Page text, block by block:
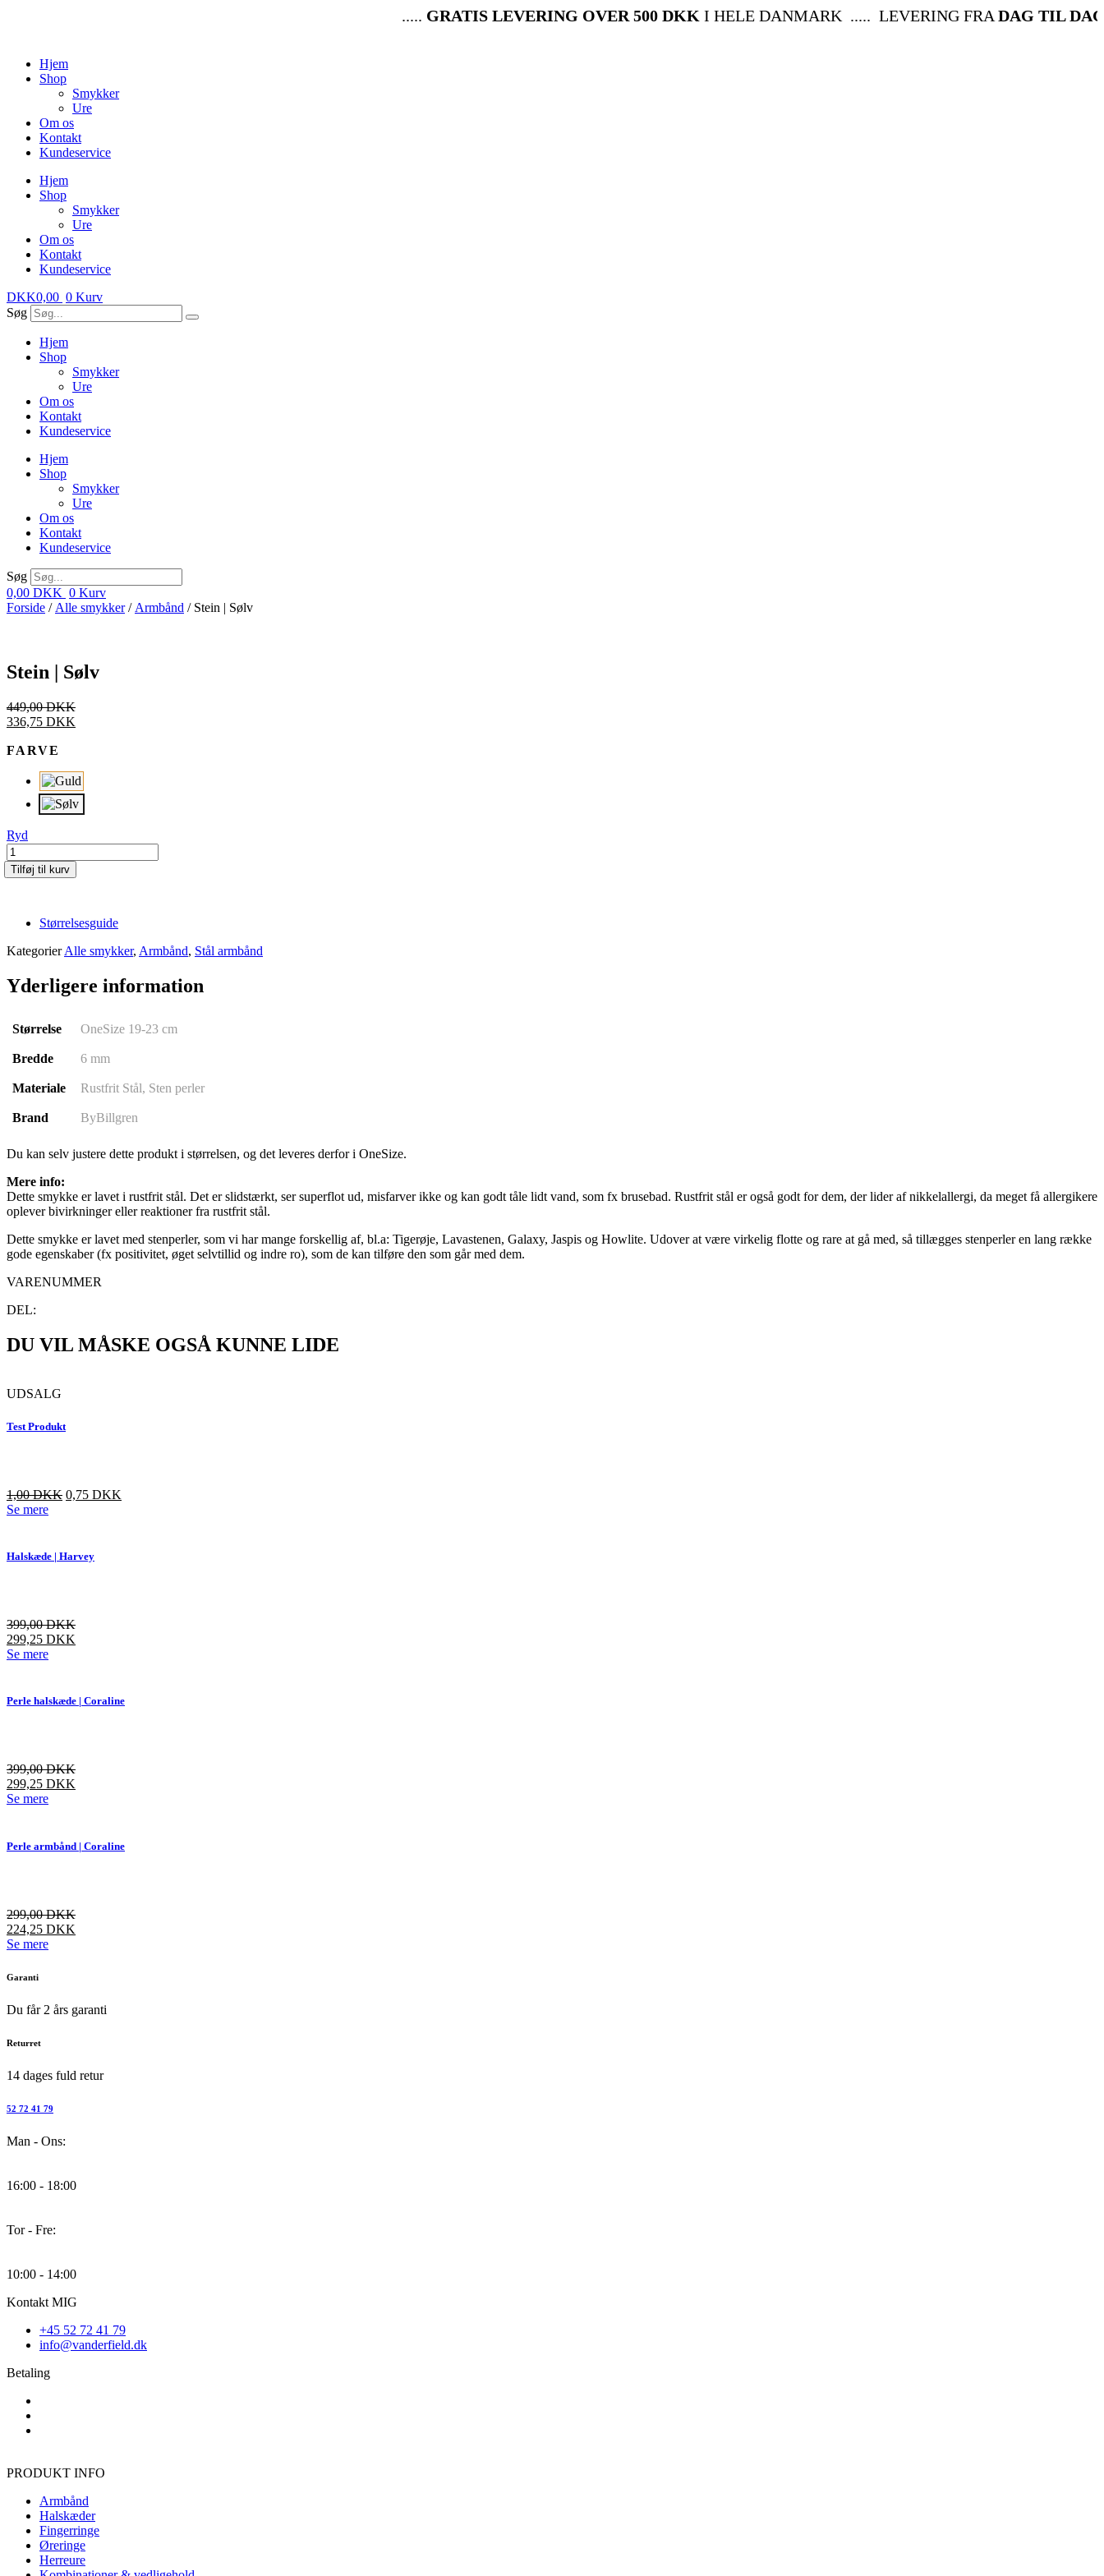
GRATIS LEVERING OVER 500 DKKI HELE DANMARK ..... LEVERING FRA DAG TIL DAG.....
Hjem
Shop
Smykker
Ure
Om os
Kontakt
Kundeservice
Hjem
Shop
Smykker
Ure
Om os
Kontakt
Kundeservice
DKK0,00 0 Kurv
Søg
Hjem
Shop
Smykker
Ure
Om os
Kontakt
Kundeservice
Hjem
Shop
Smykker
Ure
Om os
Kontakt
Kundeservice
Søg
0,00 DKK 0 Kurv
Forside / Alle smykker/ Armbånd / Stein | Sølv
Stein | Sølv
449,00DKK
336,75 DKK
FARVE
Ryd
Stein
|
Sølv
Tilføj til kurv
Størrelsesguide
Kategorier Alle smykker, Armbånd, Stål armbånd
Yderligere information
Størrelse OneSize 19-23 cm
Bredde 6 mm
Materiale Rustfrit Stål, Sten perler
Brand ByBillgren
Du kan selv justere dette produkt i størrelsen, og det leveres derfor i OneSize.
Mere info:
Dette smykke er lavet i rustfrit stål. Det er slidstærkt, ser superflot ud, misfarver ikke og kan godt tåle lidt vand, som fx brusebad. Rustfrit stål er også godt for dem, der lider af nikkelallergi, da meget få allergikere
oplever bivirkninger eller reaktioner fra rustfrit stål.
Dette smykke er lavet med stenperler, som vi har mange forskellig af, bl.a: Tigerøje, Lavastenen, Galaxy, Jaspis og Howlite. Udover at være virkelig flotte og rare at gå med, så tillægges stenperler en lang række
gode egenskaber (fx positivitet, øget selvtillid og indre ro), som de kan tilføre den som går med dem.
VARENUMMER
DEL:
DU VIL MÅSKE OGSÅ KUNNE LIDE
UDSALG
Test Produkt
Den
oprindelige
3,00 DKK.
1,00DKKDen
1,00 DKK.
0,75 DKK
Se mere
Halskæde | Harvey
399,00DKK
299,25 DKK
Se mereDette
flere
på
varesiden
Perle halskæde | Coraline
399,00DKK
299,25 DKK
Se mereDette
flere
på
varesiden
Perle armbånd | Coraline
299,00DKK
224,25 DKK
Se mereDette
varianter.
Mulighederne
varesiden
Garanti
Du får 2 års garanti
Returret
14 dages fuld retur
52 72 41 79
Man - Ons:
16:00 - 18:00
Tor - Fre:
10:00 - 14:00
Kontakt MIG
+45 52 72 41 79
info@vanderfield.dk
Betaling
PRODUKT INFO
Armbånd
Halskæder
Fingerringe
Øreringe
Herreure